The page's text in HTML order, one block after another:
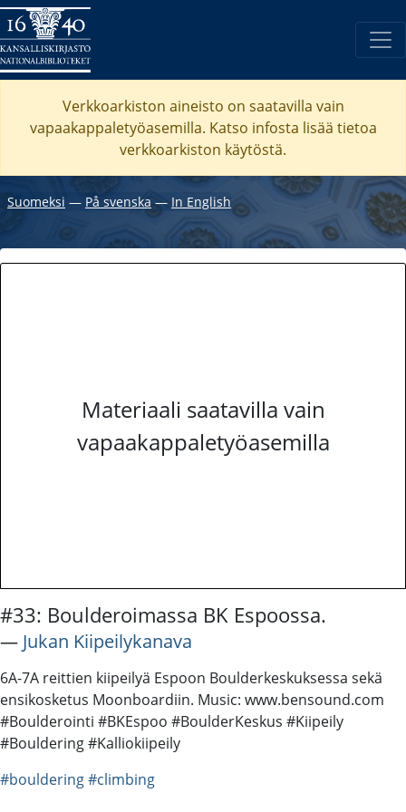
Verkkoarkiston aineisto on saatavilla vain
vapaakappaletyöasemilla. Katso infosta lisää tietoa
verkkoarkiston käytöstä.
Suomeksi ― På svenska― In English
Materiaali saatavilla vain
vapaakappaletyöasemilla
#33: Boulderoimassa BK Espoossa.
― Jukan Kiipeilykanava
6A-7A reittien kiipeilyä Espoon Boulderkeskuksessa sekä
ensikosketus Moonboardiin. Music: www.bensound.com
#Boulderointi #BKEspoo #BoulderKeskus #Kiipeily
#Bouldering #Kalliokiipeily
#bouldering#climbing